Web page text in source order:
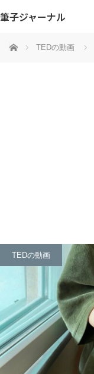
筆子ジャーナル
ホーム TEDの動画
TEDの動画